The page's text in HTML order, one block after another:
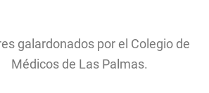
galardonados por el Colegio de
Médicos de Las Palmas.